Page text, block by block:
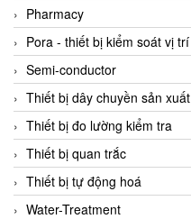
Exide Technologies Vietnam
EXOR
FAIRCHILD
FANUC
FDM/ F.lli Della Marca Srl
FEIN
Felm
Pharmacy
Pora - thiết bị kiểm soát vị trí
Semi-conductor
Thiết bị dây chuyền sản xuất
Thiết bị đo lường kiểm tra
Thiết bị quan trắc
Thiết bị tự động hoá
Water-Treatment